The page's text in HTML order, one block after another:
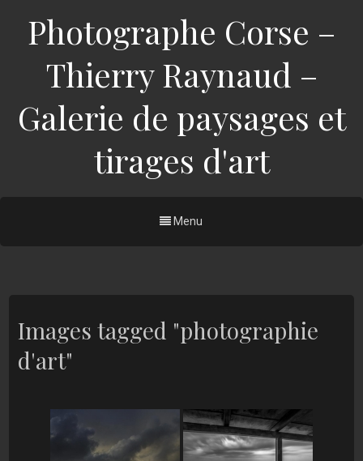
Photographe Corse –
Thierry Raynaud –
Galerie de paysages et
tirages d'art
Menu
Images tagged "photographie
d'art"